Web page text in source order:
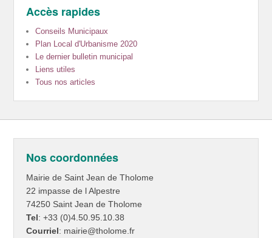
Accès rapides
Conseils Municipaux
Plan Local d'Urbanisme 2020
Le dernier bulletin municipal
Liens utiles
Tous nos articles
Nos coordonnées
Mairie de Saint Jean de Tholome
22 impasse de l Alpestre
74250 Saint Jean de Tholome
Tel: +33 (0)4.50.95.10.38
Courriel: mairie@tholome.fr